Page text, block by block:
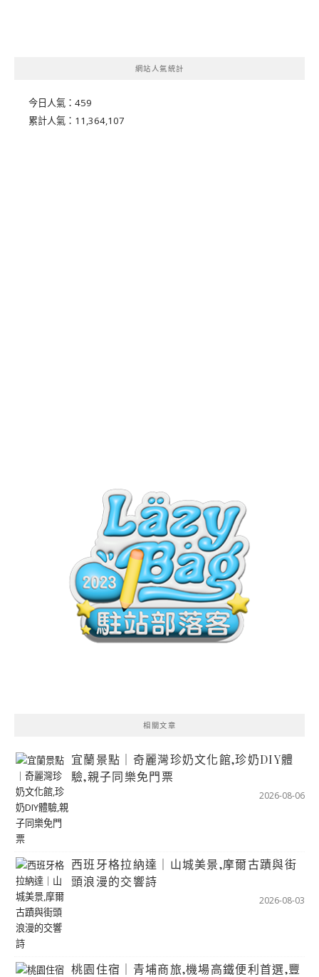
網站人氣統計
今日人氣： 459
累計人氣： 11,364,107
相關文章
宜蘭景點｜奇麗灣珍奶文化館,珍奶DIY體
驗,親子同樂免門票
2026-08-06
西班牙格拉納達｜山城美景,摩爾古蹟與街
頭浪漫的交響詩
2026-08-03
桃園住宿｜青埔商旅,機場高鐵便利首選,豐